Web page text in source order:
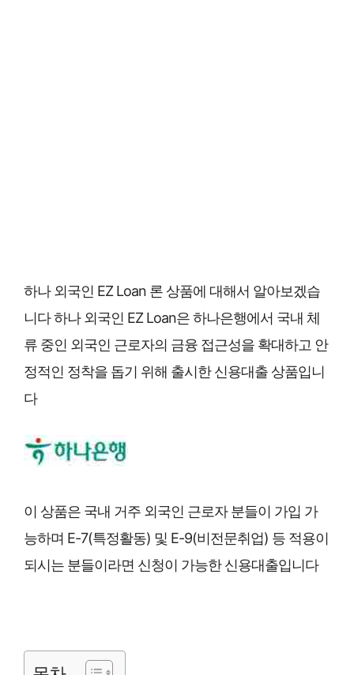
하나 외국인 EZ Loan 론 상품에 대해서 알아보겠습
니다 하나 외국인 EZ Loan은 하나은행에서 국내 체
류 중인 외국인 근로자의 금융 접근성을 확대하고 안
정적인 정착을 돕기 위해 출시한 신용대출 상품입니
다
이 상품은 국내 거주 외국인 근로자 분들이 가입 가
능하며 E-7(특정활동) 및 E-9(비전문취업) 등 적용이
되시는 분들이라면 신청이 가능한 신용대출입니다